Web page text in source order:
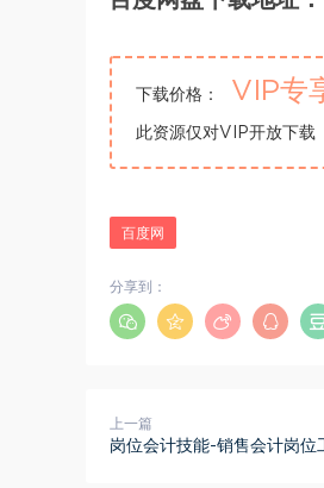
下载价格： VIP专
此资源仅对VIP开放下载
百度网
分享到：
上一篇
岗位会计技能-销售会计岗